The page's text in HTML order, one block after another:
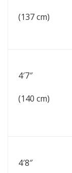
(137 cm)
4′7″
(140 cm)
4′8″